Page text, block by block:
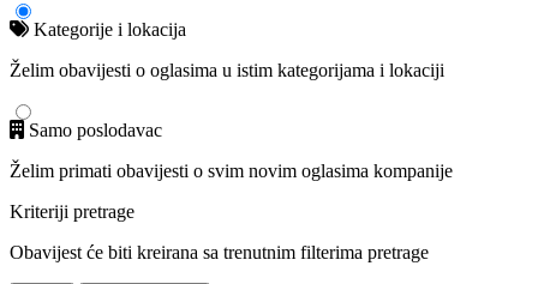
Kategorije i lokacija
Želim obavijesti o oglasima u istim kategorijama i lokaciji
Samo poslodavac
Želim primati obavijesti o svim novim oglasima kompanije
Kriteriji pretrage
Obavijest će biti kreirana sa trenutnim filterima pretrage